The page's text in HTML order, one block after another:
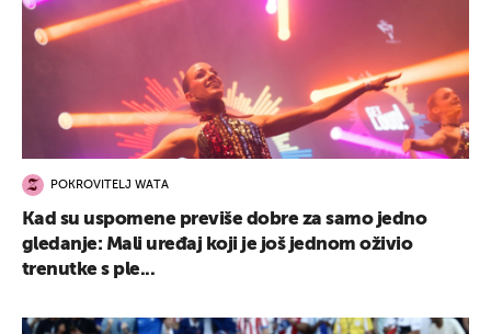
POKROVITELJ WATA
Kad su uspomene previše dobre za samo jedno
gledanje: Mali uređaj koji je još jednom oživio
trenutke s ple...